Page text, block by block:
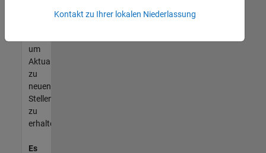
unseres
um
Aktualisierungen
zu
neuen
Stellenangeboten
zu
erhalten.
Es
Kontakt zu Ihrer lokalen Niederlassung